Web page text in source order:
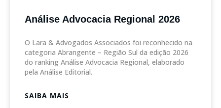
Análise Advocacia Regional 2026
O Lara & Advogados Associados foi reconhecido na
categoria Abrangente – Região Sul da edição 2026
do ranking Análise Advocacia Regional, elaborado
pela Análise Editorial.
SAIBA MAIS